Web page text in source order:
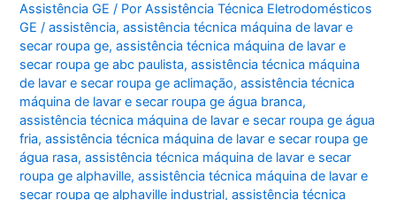
Assistência GE / PorAssistência Técnica Eletrodomésticos
GE/assistência,assistência técnica máquina de lavar e
secar roupa ge,assistência técnica máquina de lavar e
secar roupa ge abc paulista,assistência técnica máquina
de lavar e secar roupa ge aclimação,assistência técnica
máquina de lavar e secar roupa ge água branca,
assistência técnica máquina de lavar e secar roupa ge água
fria,assistência técnica máquina de lavar e secar roupa ge
água rasa,assistência técnica máquina de lavar e secar
roupa ge alphaville,assistência técnica máquina de lavar e
secar roupa ge alphaville industrial,assistência técnica